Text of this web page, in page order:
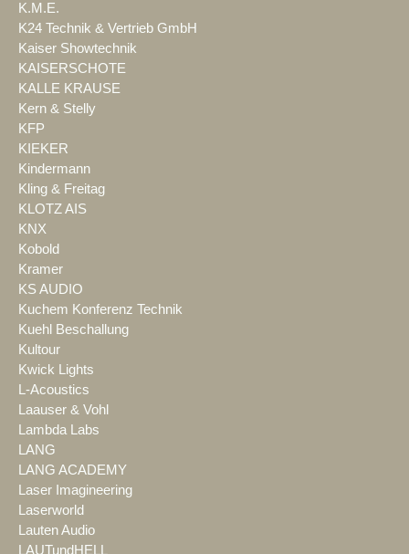
K.M.E.
K24 Technik & Vertrieb GmbH
Kaiser Showtechnik
KAISERSCHOTE
KALLE KRAUSE
Kern & Stelly
KFP
KIEKER
Kindermann
Kling & Freitag
KLOTZ AIS
KNX
Kobold
Kramer
KS AUDIO
Kuchem Konferenz Technik
Kuehl Beschallung
Kultour
Kwick Lights
L-Acoustics
Laauser & Vohl
Lambda Labs
LANG
LANG ACADEMY
Laser Imagineering
Laserworld
Lauten Audio
LAUTundHELL